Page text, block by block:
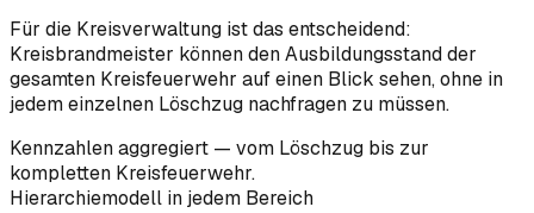
Für die Kreisverwaltung ist das entscheidend:
Kreisbrandmeister können den Ausbildungsstand der
gesamten Kreisfeuerwehr auf einen Blick sehen, ohne in
jedem einzelnen Löschzug nachfragen zu müssen.
Kennzahlen aggregiert — vom Löschzug bis zur
kompletten Kreisfeuerwehr.
Hierarchiemodell in jedem Bereich